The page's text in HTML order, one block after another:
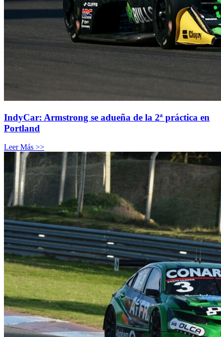
IndyCar: Armstrong se adueña de la 2ª práctica en
Portland
Leer Más >>